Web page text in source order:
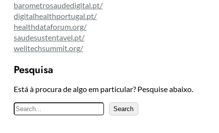
barometrosaudedigital.pt/
digitalhealthportugal.pt/
healthdataforum.org/
saudesustentavel.pt/
welltechsummit.org/
Pesquisa
Está à procura de algo em particular? Pesquise abaixo.
P
e
Search